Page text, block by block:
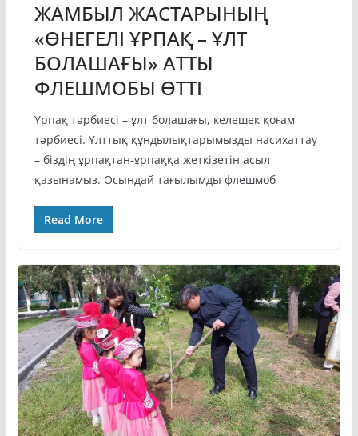
ЖАМБЫЛ ЖАСТАРЫНЫҢ
«ӨНЕГЕЛІ ҰРПАҚ – ҰЛТ
БОЛАШАҒЫ» АТТЫ
ФЛЕШМОБЫ ӨТТІ
Ұрпақ тәрбиесі – ұлт болашағы, келешек қоғам
тәрбиесі. Ұлттық құндылықтарымызды насихаттау
– біздің ұрпақтан-ұрпаққа жеткізетін асыл
қазынамыз. Осындай тағылымды флешмоб
Read More